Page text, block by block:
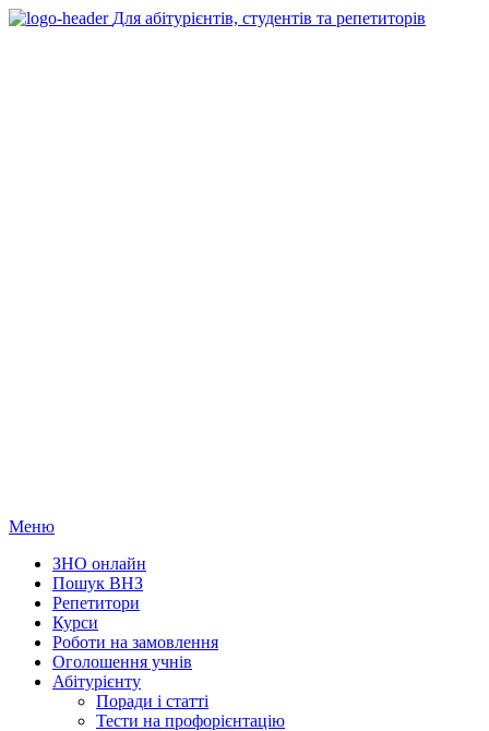
Для абітурієнтів, студентів та репетиторів
Меню
ЗНО онлайн
Пошук ВНЗ
Репетитори
Курси
Роботи на замовлення
Оголошення учнів
Абітурієнту
Поради і статті
Тести на профорієнтацію